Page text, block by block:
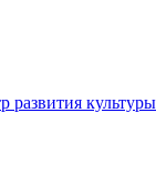
развития